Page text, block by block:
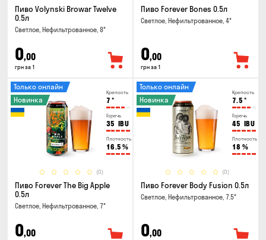
Пиво Volynski Browar Twelve
0.5л
Светлое, Нефильтрованное, 8°
0,00
грн за 1
Пиво Forever Bones 0.5л
Светлое, Нефильтрованное, 4°
0,00
грн за 1
Крепость
7 °
Горечь
35 IBU
Плотность
16.5 %
(0)
Только онлайн
Новинка
Пиво Forever The Big Apple
0.5л
Светлое, Нефильтрованное, 7°
0,00
Крепость
7.5 °
Горечь
45 IBU
Плотность
18 %
(0)
Только онлайн
Новинка
Пиво Forever Body Fusion 0.5л
Светлое, Нефильтрованное, 7.5°
0,00